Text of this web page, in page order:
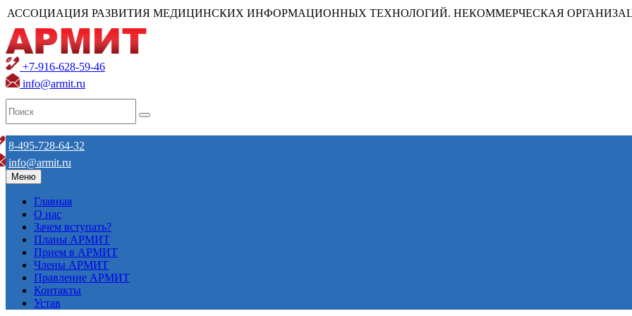
АССОЦИАЦИЯ РАЗВИТИЯ МЕДИЦИНСКИХ ИНФОРМАЦИОННЫХ ТЕХНОЛОГИЙ. НЕКОММЕРЧЕСКАЯ
+7-916-628-59-46
info@armit.ru
8-495-728-64-32
info@armit.ru
Меню
Главная
О нас
Зачем вступать?
Планы АРМИТ
Прием в АРМИТ
Члены АРМИТ
Правление АРМИТ
Контакты
Устав